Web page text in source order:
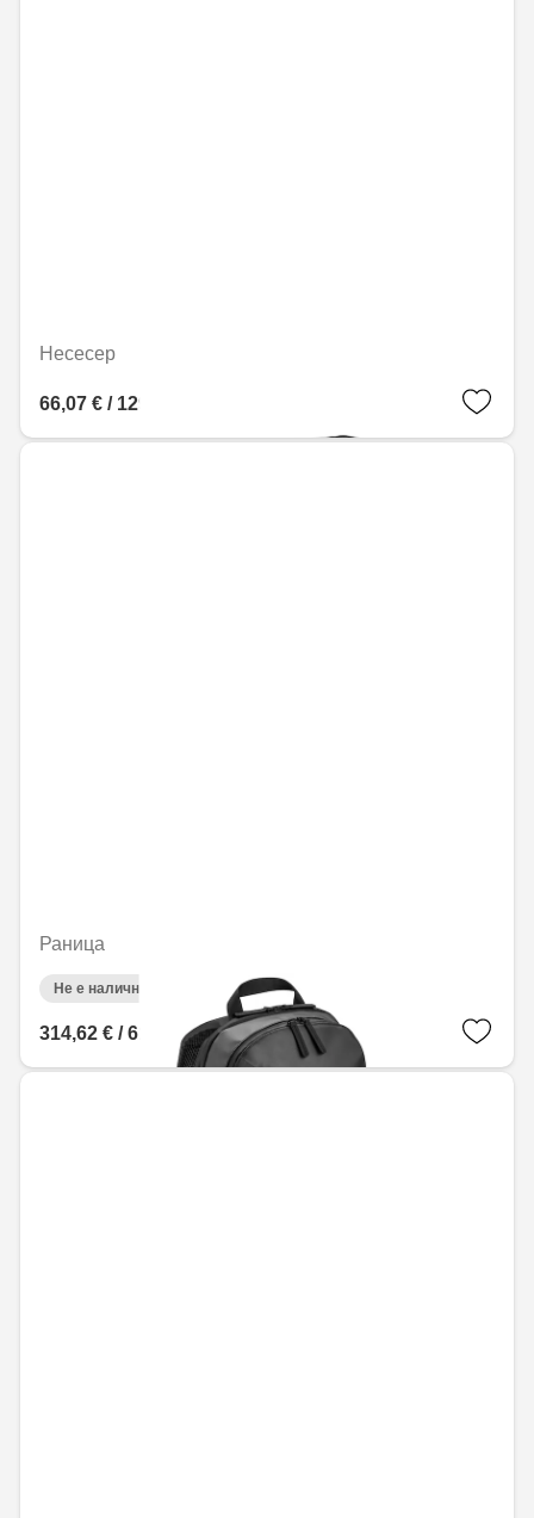
Несесер
66,07 € / 129,23 лв.
Раница
Не е налично онлайн
314,62 € / 615,34 лв.